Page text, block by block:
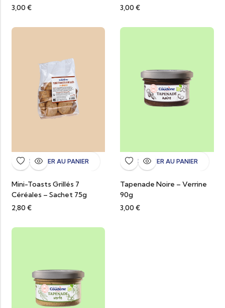
3,00 €
3,00 €
AJOUTER AU PANIER
Mini-Toasts Grillés 7
Céréales – Sachet 75g
2,80 €
AJOUTER AU PANIER
Tapenade Noire – Verrine
90g
3,00 €